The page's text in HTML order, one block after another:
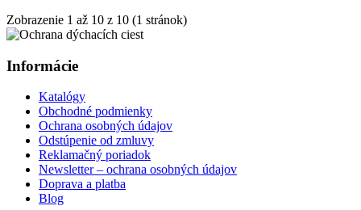
Zobrazenie 1 až 10 z 10 (1 stránok)
Informácie
Katalógy
Obchodné podmienky
Ochrana osobných údajov
Odstúpenie od zmluvy
Reklamačný poriadok
Newsletter – ochrana osobných údajov
Doprava a platba
Blog